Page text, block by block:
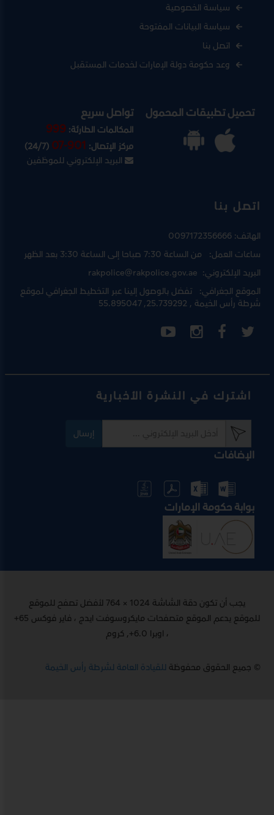
سياسة الخصوصية
سياسة البيانات المفتوحة
اتصل بنا
وعد حكومة دولة الإمارات لخدمات المستقبل
تحميل تطبيقات المحمول تواصل سريع
المكالمات الطارئة:999
مركز الإتصال:07-901
(24/7)
البريد الإلكتروني للموظفين
اتصل بنا
الهاتف:0097172356666
ساعات العمل: من الساعة 7:30 صباحا إلى الساعة 3:30 بعد الظهر
البريد الإلكتروني:rakpolice@rakpolice.gov.ae
الموقع الجغرافي: تفضل بالوصول إلينا عبرالتخطيط الجغرافي لموقع
شرطة رأس الخيمة, 25.739292, 55.895047
اشترك في النشرة الأخبارية
إرسال
الإضافات
بوابة حكومة الإمارات
يجب أن تكون دقة الشاشة 1024 × 764 لأفضل تصفح للموقع
للموقع يدعم الموقع متصفحات مايكروسوفت ايدج ، فاير فوكس 65+
، اوبرا 6.0+, كروم
© جميع الحقوق محفوظةللقيادة العامة لشرطة رأس الخيمة